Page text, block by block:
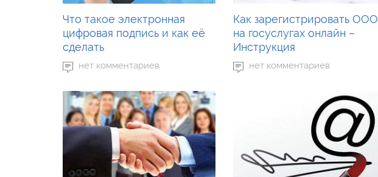
Что такое электронная
цифровая подпись и как её
сделать
нет комментариев
Как зарегистрировать ООО
на госуслугах онлайн –
Инструкция
нет комментариев